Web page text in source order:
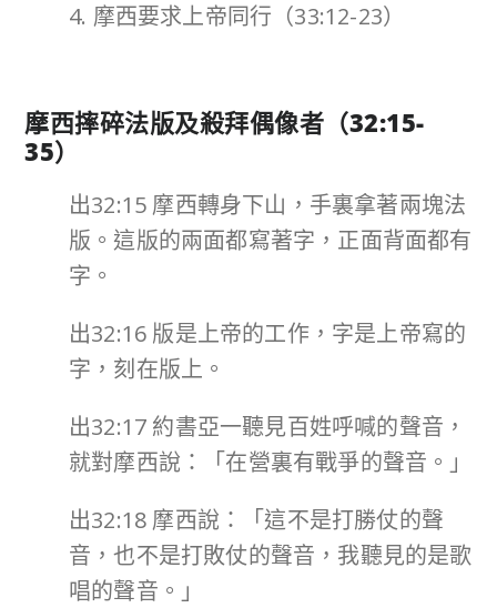
4. 摩西要求上帝同行（33:12-23）
摩西摔碎法版及殺拜偶像者（32:15-
35）
出32:15 摩西轉身下山，手裏拿著兩塊法
版。這版的兩面都寫著字，正面背面都有
字。
出32:16 版是上帝的工作，字是上帝寫的
字，刻在版上。
出32:17 約書亞一聽見百姓呼喊的聲音，
就對摩西說：「在營裏有戰爭的聲音。」
出32:18 摩西說：「這不是打勝仗的聲
音，也不是打敗仗的聲音，我聽見的是歌
唱的聲音。」